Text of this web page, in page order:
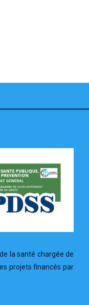
la santé chargée de
projets financés par